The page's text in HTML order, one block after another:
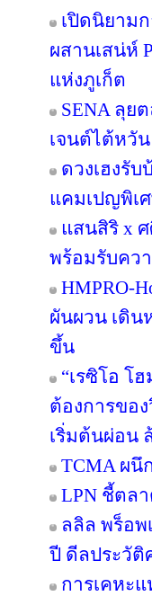
เปิดนิยามก
ผสานเสน่ห์
แห่งภูเก็ต
SENA ลุย
เจนต์ไต้หวั
ดวงเฮงรั
แคมเปญพิเ
แสนสิริ x
พร้อมรับคว
HMPRO-
ผันผวน เดิน
ขึ้น
“เรซิโอ โ
ต้องการขอ
เริ่มต้นผ่อน
TCMA ผนึ
LPN ชี้ตล
ลลิล พร็อพ
ปี ดีลประวัติ
การเคหะ